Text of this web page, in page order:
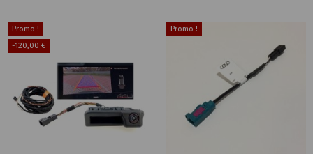
Promo !
-120,00 €
Promo !